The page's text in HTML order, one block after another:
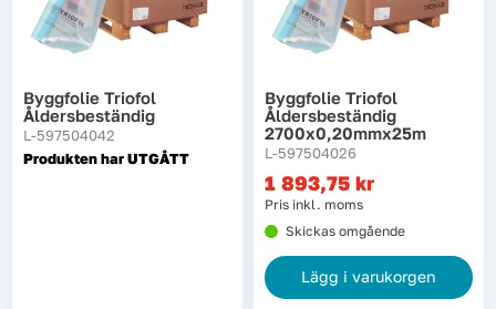
Lyft, transport & materialhantering
Maskiner
Maskintillbehör & förbrukning
Byggfolie Triofol
Åldersbeständig
L-597504042
Produkten har UTGÅTT
Byggfolie Triofol
Åldersbeständig
2700x0,20mmx25m
L-597504026
1 893,75 kr
Pris inkl. moms
Skickas omgående
Lägg i varukorgen